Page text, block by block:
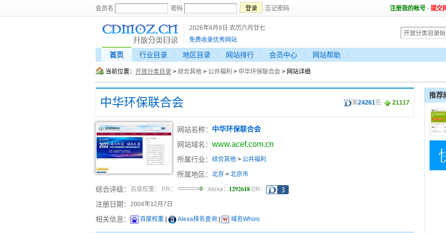
会员名 密码 忘记密码 注册我的帐号 - 提交
2026年8月9日 农历六月廿七
免费收录优秀网站
首页 行业目录 地区目录 网站排行 会员中心 网站帮助
当前位置： 开放分类目录 > 综合其他 > 公共福利 > 中华环保联合会 > 网站详细
中华环保联合会 第24261名 21117
网站名称： 中华环保联合会
网站域名： www.acef.com.cn
所属行业： 综合其他 > 公共福利
所属地区： 北京 > 北京市
综合评级： 百度权重： PR： Alexa： 1292618 DR：
注册日期： 2004年12月7日
相关信息： 百度权重 Alexa排名查询 域名Whois
推荐